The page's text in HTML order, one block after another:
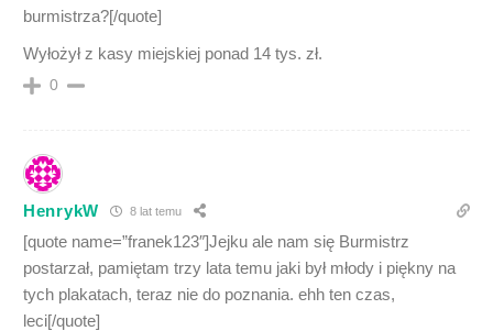
burmistrza?[/quote]
Wyłożył z kasy miejskiej ponad 14 tys. zł.
0
HenrykW 8 lat temu
[quote name=”franek123″]Jejku ale nam się Burmistrz
postarzał, pamiętam trzy lata temu jaki był młody i piękny na
tych plakatach, teraz nie do poznania. ehh ten czas,
leci[/quote]